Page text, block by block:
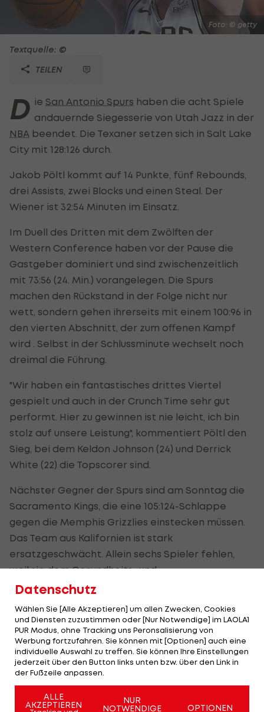
Foto: © getty
Textquelle: ©
TEILEN
D ie San Antonio Spurs haben die acht Spiele
andauernde Siegesserie von Utah Jazz in der
NBA beendet. Die Texaner setzen sich in Salt Lake
City mit 128:126 durch.
Jakob Pöltl kommt auf 14 Punkte, fünf Rebounds,
drei Assists, zwei Blocks und einen Steal. Der
Wiener ist 32:54 Minuten im Einsatz.
Im Duell des Dritten mit dem Zwölften der
Western Conference haben vor der Pause die
Gastgeber dominiert und sind zwischenzeitlich
mit 73:56 (24. Min.) vorangelegen. Die Spurs
machen den Rückstand in der Folge nicht nur
wett, sondern gehen ihrerseits mit einem 100:96 in
den vierten Abschnitt, der zum offenen Kampf
wird . Selbst in der Schlussminute wechselt noch
dreimal die Führung.
"Wir haben ein fantastisches drittes Viertel
gespielt und auch in der Crunch Time sehr gut
performt. Hier zu gewinnen ist nie leicht, ich bin
stolz auf unsere Leistung", kommentiert Pöltl den
Sieg, bei dem Keldon Johnson (24) und Derrick
White (22) die Topscorer sind.
Nächster Gegner der Spurs sind am Sonntag die
Sacramento Kings, die eine 105:124-Schlappe
gegen die Memphis Grizzlies einstecken müssen.
Das Team aus Kalifornien ist stark
ersatzgeschwächt. Allein sechs Spieler fehlen,
weil sie dem Gesundheits- und
Sicherheitsprotokoll der
Pleite für die Bucks
Ohne die Topscorer Giannis Antetokounmpo and
Khris Middleton setzt es für die Milwaukee Bucks
New Orleans Pelicans nach Verlängerung mit
Datenschutz
Wählen Sie [Alle Akzeptieren] um allen Zwecken, Cookies
und Diensten zuzustimmen oder [Nur Notwendige] im LAOLA1
PUR Modus, ohne Tracking uns Peronsalisierung von
Werbung fortzufahren. Sie können mit [Optionen] auch eine
individuelle Auswahl zu treffen. Sie können Ihre Einstellungen
jederzeit über den Button links unten bzw. über den Link in
der Fußzeile anpassen.
ALLE
AKZEPTIEREN
NUR
NOTWENDIGE
OPTIONEN